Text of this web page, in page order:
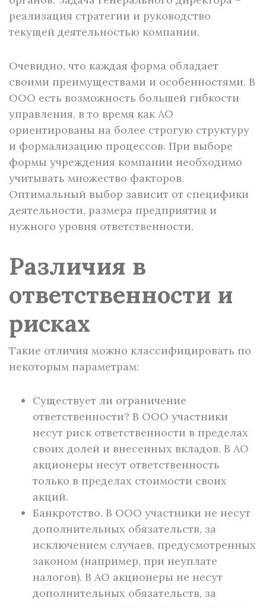
реализация стратегии и руководство
текущей деятельностью компании.
Очевидно, что каждая форма обладает
своими преимуществами и особенностями. В
ООО есть возможность большей гибкости
управления, в то время как АО
ориентированы на более строгую структуру
и формализацию процессов. При выборе
формы учреждения компании необходимо
учитывать множество факторов.
Оптимальный выбор зависит от специфики
деятельности, размера предприятия и
нужного уровня ответственности.
Различия в
ответственности и
рисках
Такие отличия можно классифицировать по
некоторым параметрам:
Существует ли ограничение
ответственности? В ООО участники
несут риск ответственности в пределах
своих долей и внесенных вкладов. В АО
акционеры несут ответственность
только в пределах стоимости своих
акций.
Банкротство. В ООО участники не несут
дополнительных обязательств, за
исключением случаев, предусмотренных
законом (например, при неуплате
налогов). В АО акционеры не несут
дополнительных обязательств, за